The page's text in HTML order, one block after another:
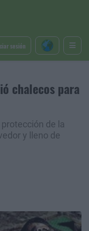
sesión
chalecos para
de la
y lleno de